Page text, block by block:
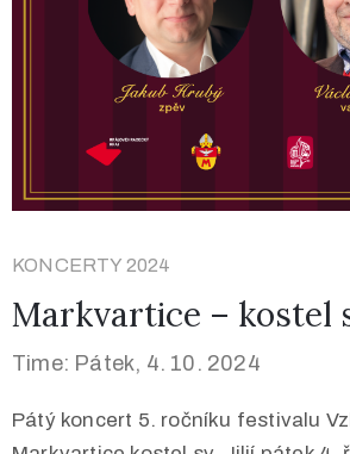
KONCERTY 2024
Markvartice – kostel
Time: Pátek, 4. 10. 2024
Pátý koncert 5. ročníku festivalu